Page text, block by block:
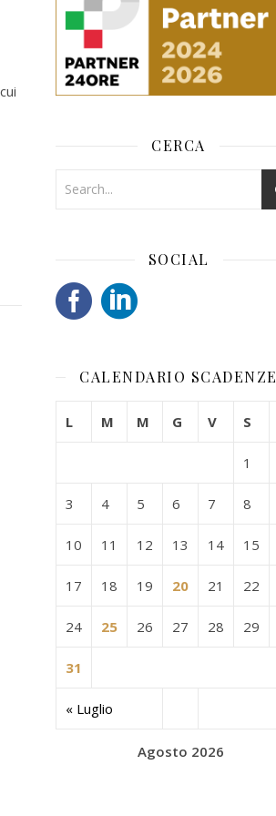
CERCA
SOCIAL
CALENDARIO SCADENZE
Agosto 2026
L M M G V S
« Luglio
1
3 4 5 6 7 8
10 11 12 13 14 15
17 18 19 20 21 22
24 25 26 27 28 29
31